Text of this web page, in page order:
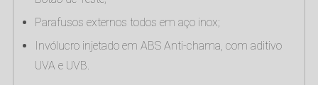
Parafusos externos todos em aço inox;
Invólucro injetado em ABS Anti-chama, com aditivo
UVA e UVB.